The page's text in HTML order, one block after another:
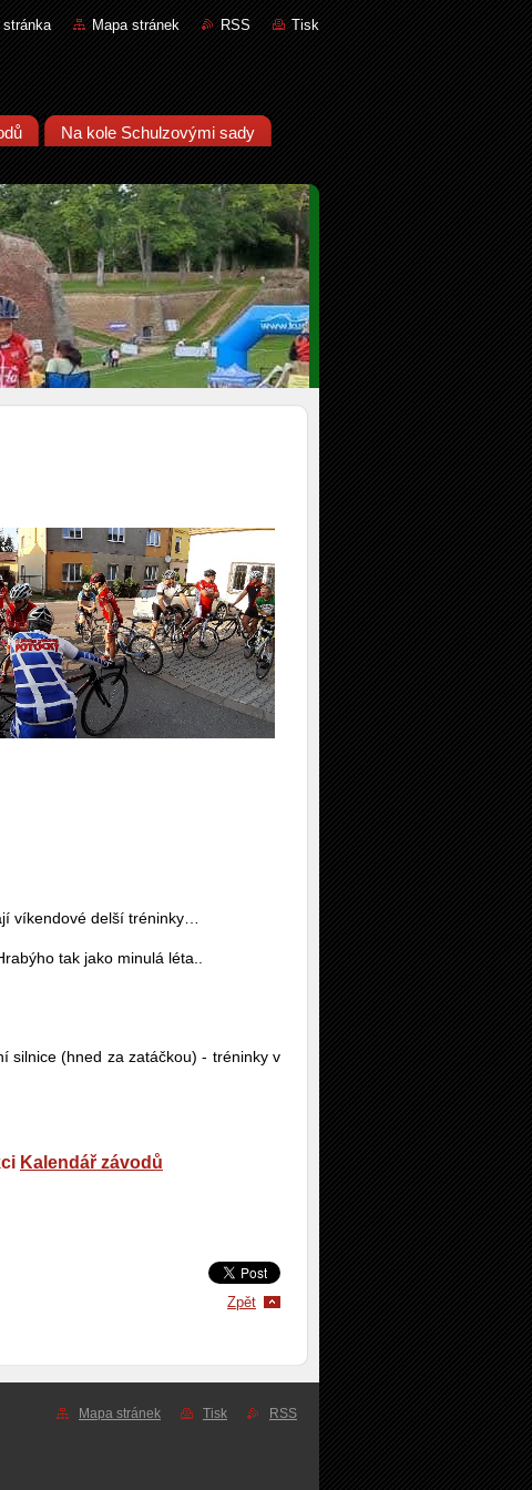
stránka Mapa stránek RSS Tisk
Na kole Schulzovými sady
víkendové delší tréninky…
tak jako minulá léta..
silnice (hned za zatáčkou) - tréninky v
Kalendář závodů
Zpět
Mapa stránek Tisk RSS